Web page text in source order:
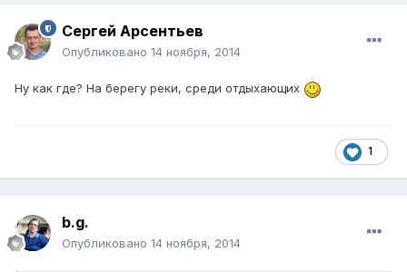
Сергей Арсентьев
Опубликовано 14 ноября, 2014
Ну как где? На берегу реки, среди отдыхающих
1
b.g.
Опубликовано 14 ноября, 2014